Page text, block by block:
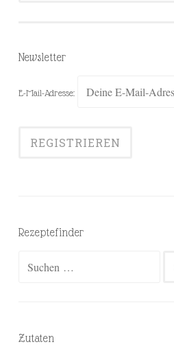
Newsletter
E-Mail-Adresse:
Rezeptefinder
Zutaten